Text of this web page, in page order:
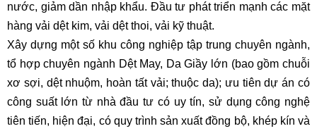
nước, giảm dần nhập khẩu. Đầu tư phát triển mạnh các mặt
hàng vải dệt kim, vải dệt thoi, vải kỹ thuật.
Xây dựng một số khu công nghiệp tập trung chuyên ngành,
tổ hợp chuyên ngành Dệt May, Da Giầy lớn (bao gồm chuỗi
xơ sợi, dệt nhuộm, hoàn tất vải; thuộc da); ưu tiên dự án có
công suất lớn từ nhà đầu tư có uy tín, sử dụng công nghệ
tiên tiến, hiện đại, có quy trình sản xuất đồng bộ, khép kín và